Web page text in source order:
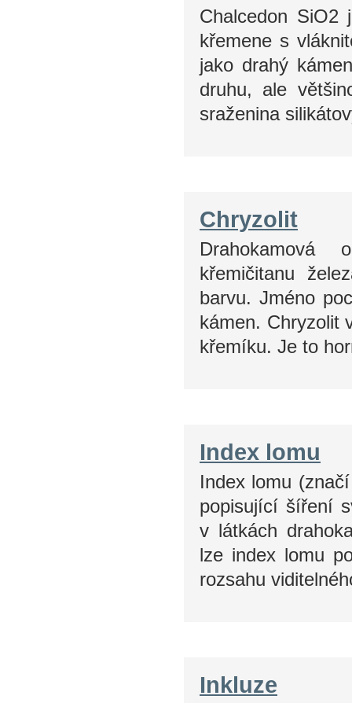
Chalcedon SiO2
křemene s
jako drahý
druhu, ale
sraženina
Chryzolit
Drahokamová
křemičitanu
barvu. Jméno
kámen. Chryzolit
křemíku. Je to
Index lomu
Index lomu
popisující šíření
v látkách
lze index lomu
rozsahu
Inkluze